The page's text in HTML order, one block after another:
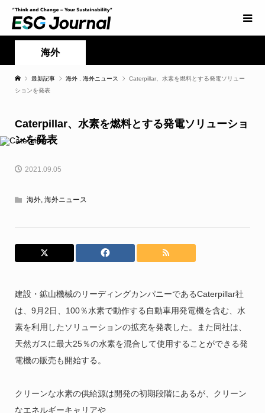
海外
最新記事 海外 海外ニュース
Caterpillar、水素を燃料とする発電ソリュー
ションを発表
Caterpillar、水素を燃料とする発電ソリューショ
ンを発表
2021.09.05
海外, 海外ニュース
建設・鉱山機械のリーディングカンパニーであるCaterpillar社
は、9月2日、100％水素で動作する自動車用発電機を含む、水
素を利用したソリューションの拡充を発表した。また同社は、
天然ガスに最大25％の水素を混合して使用することができる発
電機の販売も開始する。
クリーンな水素の供給源は開発の初期段階にあるが、クリーン
なエネルギーキャリアや